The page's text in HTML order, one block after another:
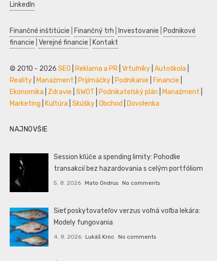
LinkedIn
Finančné inštitúcie Finančný trh Investovanie
Podnikové
financie Verejné financie Kontakt
© 2010 - 2026 SEO Reklama a PR Vrtuľníky Autoškola
Reality
Manažment Prijímáčky Podnikanie Financie
Ekonomika
Zdravie SWOT Podnikateľský plán Manažment
Marketing
Kultúra Skúšky Obchod Dovolenka
NAJNOVŠIE
Session kľúče a spending limity: Pohodlie
transakcií bez hazardovania s celým portfóliom
5. 8. 2026 Mato Ondrus No comments
Sieť poskytovateľov verzus voľná voľba lekára:
Modely fungovania
4. 8. 2026 Lukáš Kroc No comments